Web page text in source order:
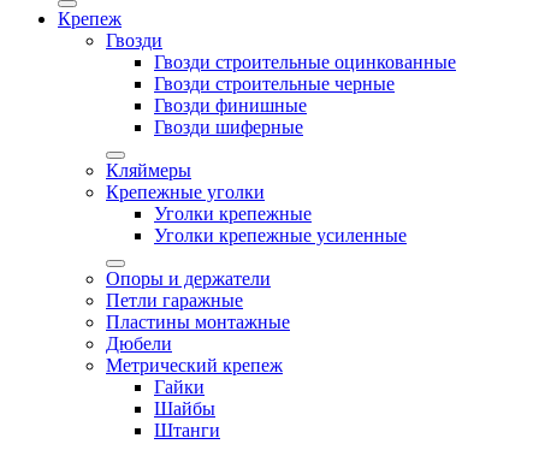
Крепеж
Гвозди
Гвозди строительные оцинкованные
Гвозди строительные черные
Гвозди финишные
Гвозди шиферные
Кляймеры
Крепежные уголки
Уголки крепежные
Уголки крепежные усиленные
Опоры и держатели
Петли гаражные
Пластины монтажные
Дюбели
Метрический крепеж
Гайки
Шайбы
Штанги